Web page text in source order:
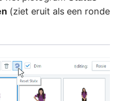
(ziet eruit als een ronde